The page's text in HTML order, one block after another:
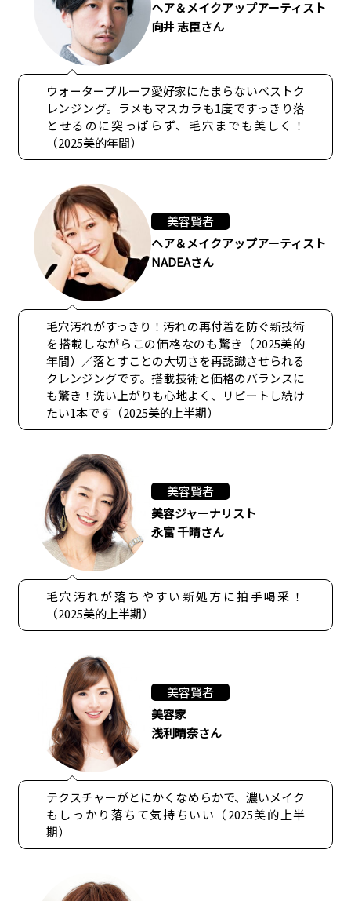
ヘア＆メイクアップアーティスト
向井 志臣さん
ウォータープルーフ愛好家にたまらないベストク
レンジング。ラメもマスカラも1度ですっきり落
とせるのに突っぱらず、毛穴までも美しく！
（2025美的年間）
美容賢者
ヘア＆メイクアップアーティスト
NADEAさん
毛穴汚れがすっきり！汚れの再付着を防ぐ新技術
を搭載しながらこの価格なのも驚き（2025美的
年間）／落とすことの大切さを再認識させられる
クレンジングです。搭載技術と価格のバランスに
も驚き！洗い上がりも心地よく、リピートし続け
たい1本です（2025美的上半期）
美容賢者
美容ジャーナリスト
永富 千晴さん
毛穴汚れが落ちやすい新処方に拍手喝采！
（2025美的上半期）
美容賢者
美容家
浅利晴奈さん
テクスチャーがとにかくなめらかで、濃いメイク
もしっかり落ちて気持ちいい（2025美的上半
期）